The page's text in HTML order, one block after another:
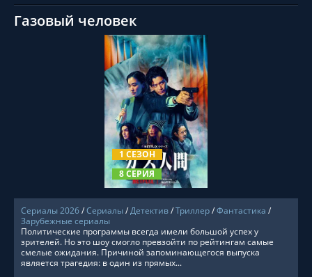
Газовый человек
1 СЕЗОН
8 СЕРИЯ
СМОТРЕТЬ ОНЛАЙН
Сериалы 2026/Сериалы/Детектив/Триллер/Фантастика /
Зарубежные сериалы
Политические программы всегда имели большой успех у
зрителей. Но это шоу смогло превзойти по рейтингам самые
смелые ожидания. Причиной запоминающегося выпуска
является трагедия: в один из прямых...